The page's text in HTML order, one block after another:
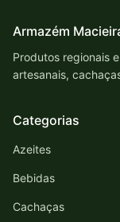
Armazém
Produtos regionais
artesanais,
Categorias
Azeites
Bebidas
Cachaças